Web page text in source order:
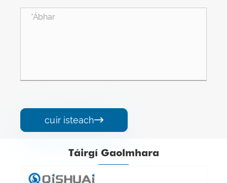
cuir isteach
Táirgí Gaolmhara